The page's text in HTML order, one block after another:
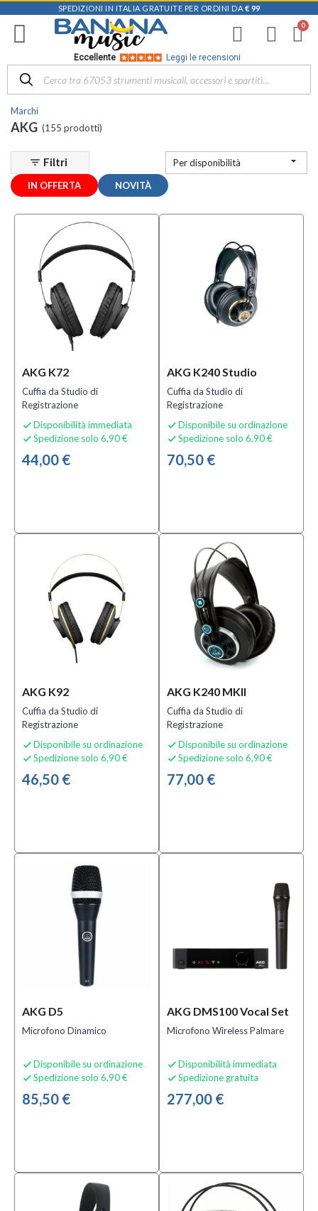
SPEDIZIONI IN ITALIA GRATUITE PER ORDINI DA € 99
Eccellente Leggi le recensioni
Marchi
AKG (155 prodotti)
Filtra
i
risultati
Disponibile
in
Negozio
Music |
Vicenza
(11)
| Altavilla
Vicentina
Mezzanota
| Bassano
del Grappa
Mezzanota
| Valdagno
Categoria
e Ricambi
per
Cuffie(3)
MOSTRA
Accessori
per
Sistemi
(6)
Altri
Accessori
e Griglie
(154)
B-
Prezzo
IN OFFERTA NOVITÀ
filter_list Filtri Per disponibilità 
AKG K72
Cuffia da Studio di
Registrazione
 Disponibilità immediata
 Spedizione solo 6,90 €
44,00 €
AKG K240 Studio
Cuffia da Studio di
Registrazione
 Disponibile su ordinazione
 Spedizione solo 6,90 €
70,50 €
AKG K92
Cuffia da Studio di
Registrazione
 Disponibile su ordinazione
 Spedizione solo 6,90 €
46,50 €
AKG K240 MKII
Cuffia da Studio di
Registrazione
 Disponibile su ordinazione
 Spedizione solo 6,90 €
77,00 €
AKG D5
Microfono Dinamico
 Disponibile su ordinazione
 Spedizione solo 6,90 €
85,50 €
AKG DMS100 Vocal Set
Microfono Wireless Palmare
 Disponibilità immediata
 Spedizione gratuita
277,00 €